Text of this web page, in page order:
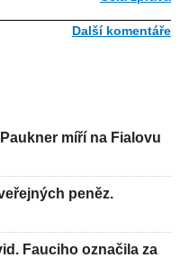
Další komentáře
míří na Fialovu
peněz.
Fauciho označila za